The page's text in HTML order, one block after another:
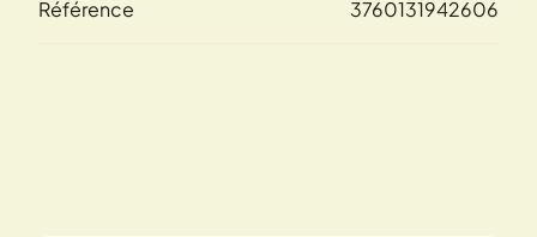
Référence 3760131942606